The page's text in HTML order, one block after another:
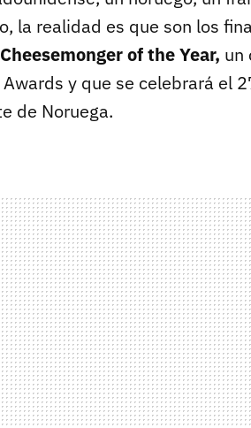
la realidad es que son los
of the Year, un
y que se celebrará el
de Noruega.